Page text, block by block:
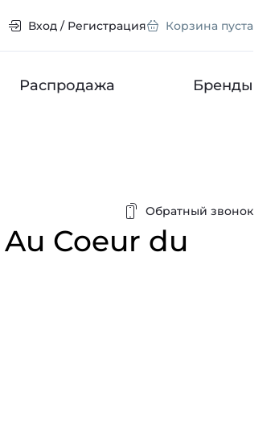
Вход / Регистрация Корзина пуста
Распродажа Бренды
Обратный звонок
Au Coeur du